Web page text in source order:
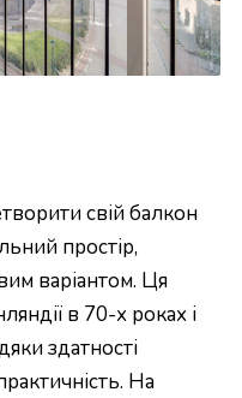
свій балкон
простір,
варіантом. Ця
в 70-х роках і
здатності
На